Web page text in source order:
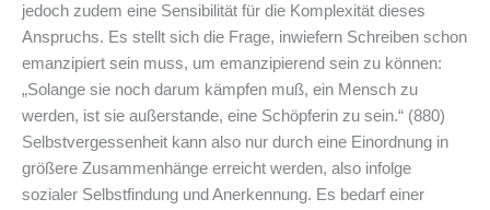
jedoch zudem eine Sensibilität für die Komplexität dieses
Anspruchs. Es stellt sich die Frage, inwiefern Schreiben schon
emanzipiert sein muss, um emanzipierend sein zu können:
„Solange sie noch darum kämpfen muß, ein Mensch zu
werden, ist sie außerstande, eine Schöpferin zu sein.“ (880)
Selbstvergessenheit kann also nur durch eine Einordnung in
größere Zusammenhänge erreicht werden, also infolge
sozialer Selbstfindung und Anerkennung. Es bedarf einer